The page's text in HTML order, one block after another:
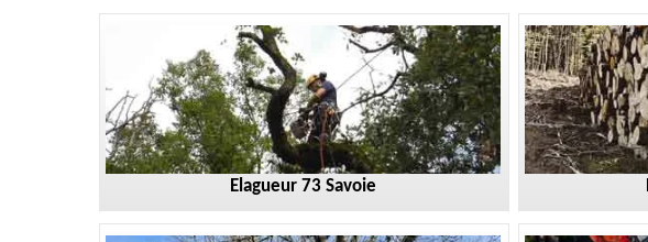
Elagueur 73 Savoie